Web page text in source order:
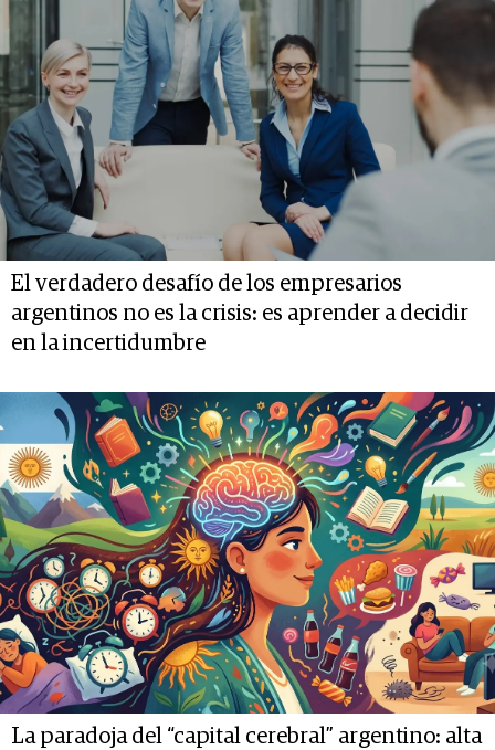
El verdadero desafío de los empresarios
argentinos no es la crisis: es aprender a decidir
en la incertidumbre
La paradoja del “capital cerebral” argentino: alta